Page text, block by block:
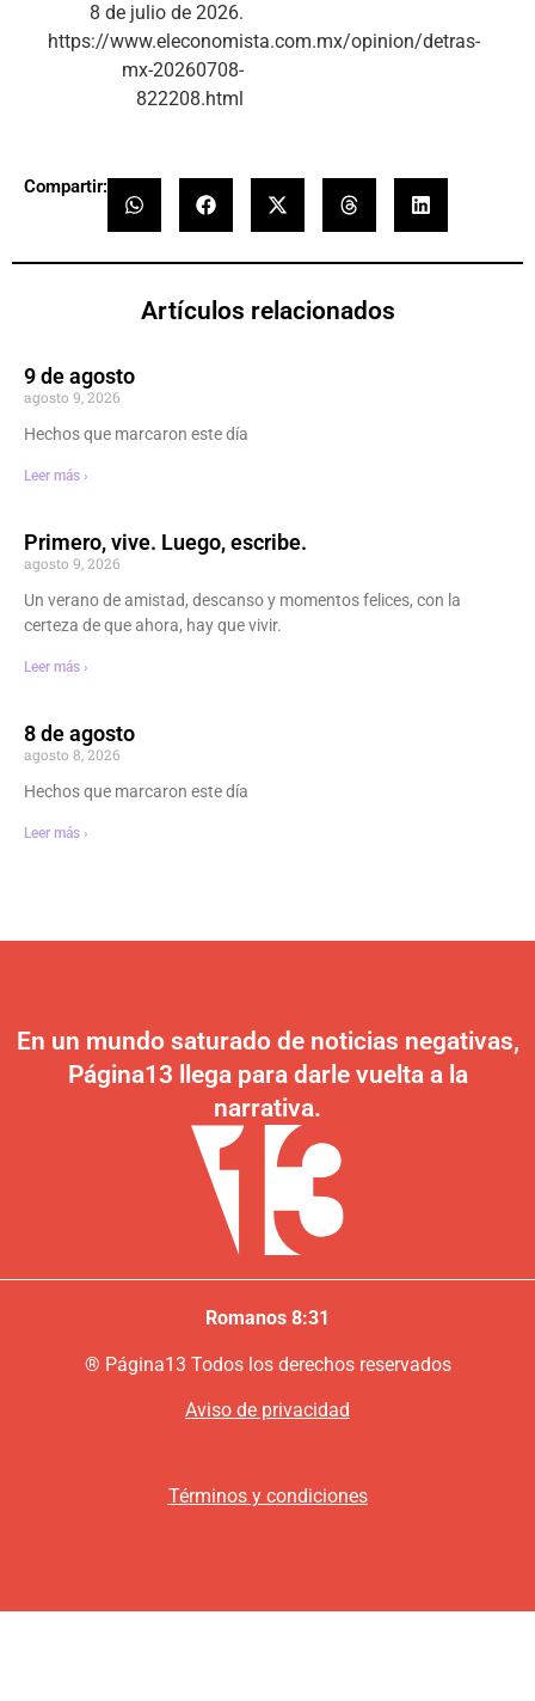
8 de julio de 2026.
https://www.eleconomista.com.mx/opinion/detras-
mx-20260708-
822208.html
Compartir:
Artículos relacionados
9 de agosto
agosto 9, 2026
Hechos que marcaron este día
Leer más ›
Primero, vive. Luego, escribe.
agosto 9, 2026
Un verano de amistad, descanso y momentos felices, con la
certeza de que ahora, hay que vivir.
Leer más ›
8 de agosto
agosto 8, 2026
Hechos que marcaron este día
Leer más ›
En un mundo saturado de noticias negativas,
Página13 llega para darle vuelta a la
narrativa.
Romanos 8:31
® Página13 Todos los derechos reservados
Aviso de privacidad
Términos y condiciones